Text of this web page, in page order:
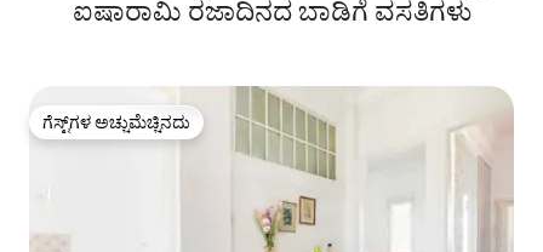
ಐಷಾರಾಮಿ ರಜಾದಿನದ ಬಾಡಿಗೆ ವಸತಿಗಳು
ಗೆಸ್ಟ್‌ಗಳ ಅಚ್ಚುಮೆಚ್ಚಿನದು
ಗೆಸ್ಟ್‌ಗಳ ಅಚ್ಚುಮೆಚ್ಚಿನದು